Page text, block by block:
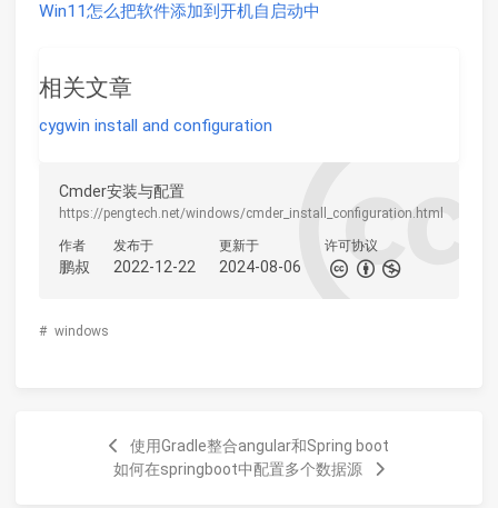
Win11怎么把软件添加到开机自启动中
相关文章
cygwin install and configuration
Cmder安装与配置
https://pengtech.net/windows/cmder_install_configuration.html
作者
鹏叔
发布于
2022-12-22
更新于
2024-08-06
许可协议
# windows
使用Gradle整合angular和Spring boot
如何在springboot中配置多个数据源